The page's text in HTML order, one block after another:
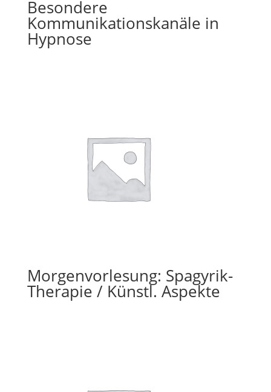
Besondere
Kommunikationskanäle in
Hypnose
Morgenvorlesung: Spagyrik-
Therapie / Künstl. Aspekte